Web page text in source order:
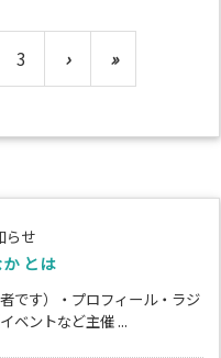
3 › »
らせ
とは
です）・プロフィール・ラジ
ベントなど主催 ...